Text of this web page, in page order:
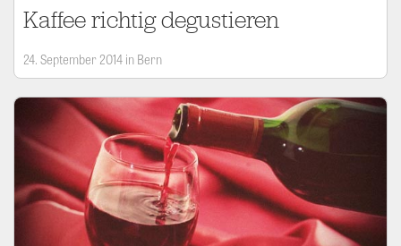
Kaffee richtig degustieren
24. September 2014 in Bern